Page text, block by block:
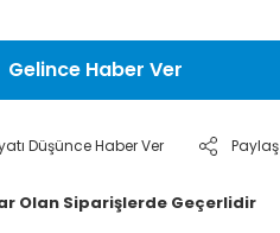
Gelince Haber Ver
Düşünce Haber Ver Paylaş
Olan Siparişlerde Geçerlidir